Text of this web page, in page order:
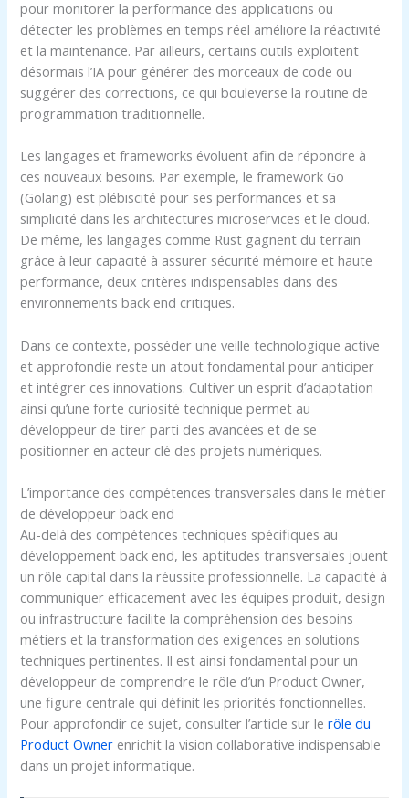
pour monitorer la performance des applications ou
détecter les problèmes en temps réel améliore la réactivité
et la maintenance. Par ailleurs, certains outils exploitent
désormais l’IA pour générer des morceaux de code ou
suggérer des corrections, ce qui bouleverse la routine de
programmation traditionnelle.
Les langages et frameworks évoluent afin de répondre à
ces nouveaux besoins. Par exemple, le framework Go
(Golang) est plébiscité pour ses performances et sa
simplicité dans les architectures microservices et le cloud.
De même, les langages comme Rust gagnent du terrain
grâce à leur capacité à assurer sécurité mémoire et haute
performance, deux critères indispensables dans des
environnements back end critiques.
Dans ce contexte, posséder une veille technologique active
et approfondie reste un atout fondamental pour anticiper
et intégrer ces innovations. Cultiver un esprit d’adaptation
ainsi qu’une forte curiosité technique permet au
développeur de tirer parti des avancées et de se
positionner en acteur clé des projets numériques.
L’importance des compétences transversales dans le métier
de développeur back end
Au-delà des compétences techniques spécifiques au
développement back end, les aptitudes transversales jouent
un rôle capital dans la réussite professionnelle. La capacité à
communiquer efficacement avec les équipes produit, design
ou infrastructure facilite la compréhension des besoins
métiers et la transformation des exigences en solutions
techniques pertinentes. Il est ainsi fondamental pour un
développeur de comprendre le rôle d’un Product Owner,
une figure centrale qui définit les priorités fonctionnelles.
Pour approfondir ce sujet, consulter l’article sur lerôle du
Product Owner enrichit la vision collaborative indispensable
dans un projet informatique.